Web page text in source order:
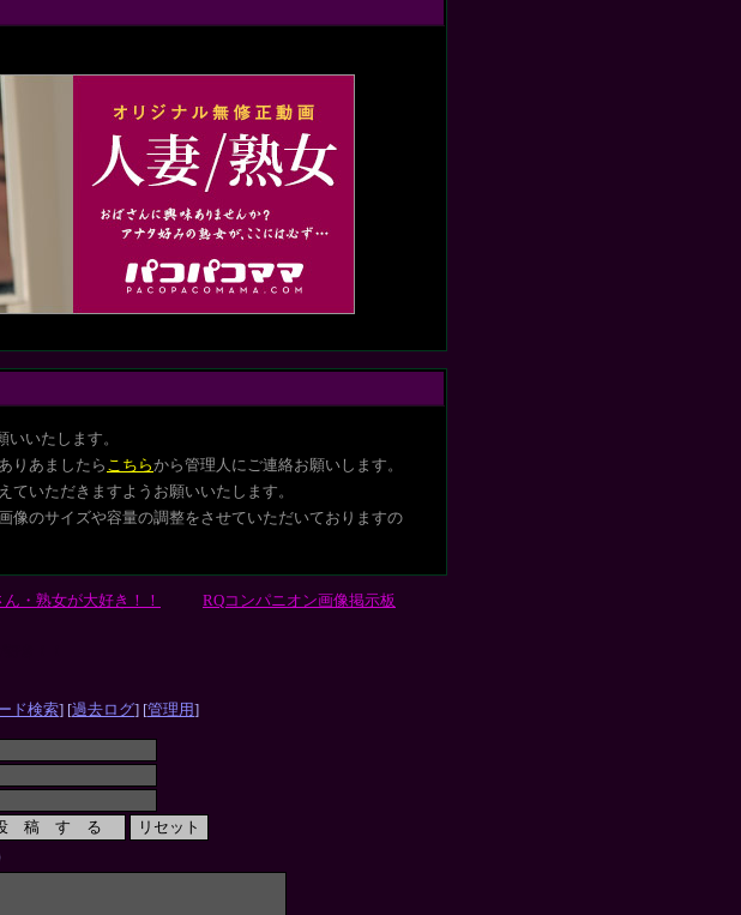
いたします。
りあましたら こちらから管理人にご連絡お願いします。
ていただきますようお願いいたします。
像のサイズや容量の調整をさせていただいておりますの
ん・熟女が大好き！！ RQコンパニオン画像掲示板
ド検索] [過去ログ] [管理用]